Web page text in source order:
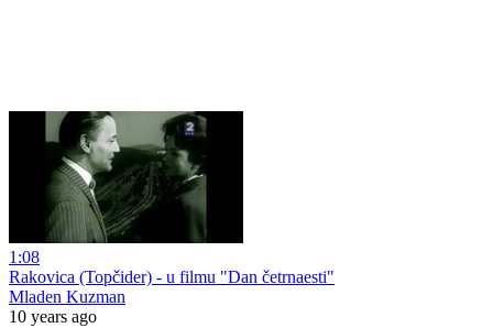
1:08
Rakovica (Topčider) - u filmu "Dan četrnaesti"
Mladen Kuzman
10 years ago